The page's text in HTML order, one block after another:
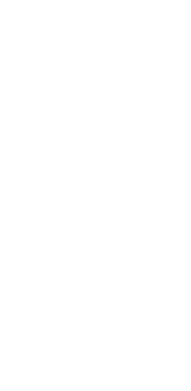
¿Qué se
de la actual
un «pequeño
Ciencias» a 400
Con la salida del estadio a la
de la ciudad, el solar que
Martiricos se antoja como